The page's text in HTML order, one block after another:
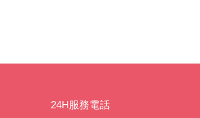
24H服務電話